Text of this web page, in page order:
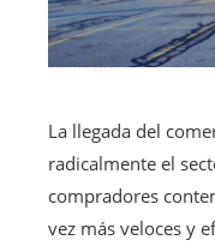
La llegada del
radicalmente el
compradores
vez más veloces y